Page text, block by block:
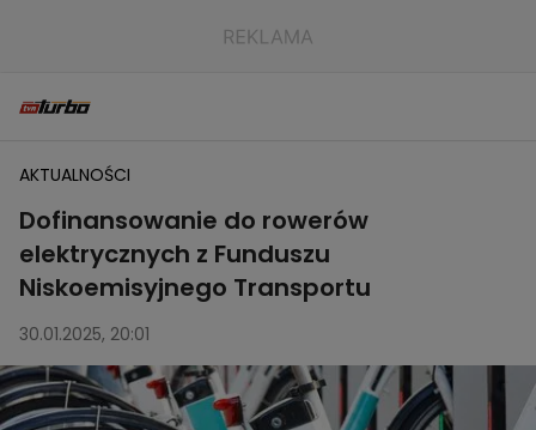
AKTUALNOŚCI
Dofinansowanie do rowerów
elektrycznych z Funduszu
Niskoemisyjnego Transportu
30.01.2025, 20:01